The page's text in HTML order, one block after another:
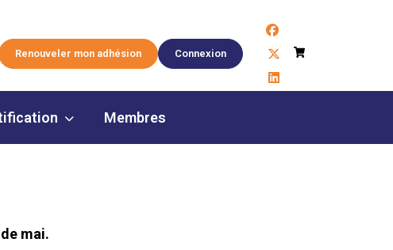
Renouveler mon adhésion Connexion
facebook
x-twitter
linkedin
Panier
Membres
mai.